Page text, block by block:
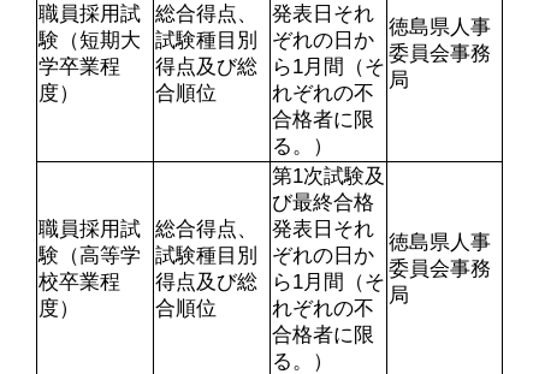
職員採用試
験（短期大
学卒業程
度）
総合得点、
試験種目別
得点及び総
合順位
発表日それ
ぞれの日か
ら1月間（そ
れぞれの不
合格者に限
る。）
徳島県人事
委員会事務
局
職員採用試
験（高等学
校卒業程
度）
総合得点、
試験種目別
得点及び総
合順位
第1次試験及
び最終合格
発表日それ
ぞれの日か
ら1月間（そ
れぞれの不
合格者に限
る。）
徳島県人事
委員会事務
局